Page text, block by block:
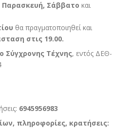
Παρασκευή, Σάββατοκαι
θα πραγματοποιηθεί και
στις 19.00.
Σύγχρονης Τέχνης, εντός ΔΕΘ-
6945956983
πληροφορίες, κρατήσεις: